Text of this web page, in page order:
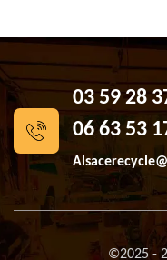
03 59 28
06 63 53
©2025 -